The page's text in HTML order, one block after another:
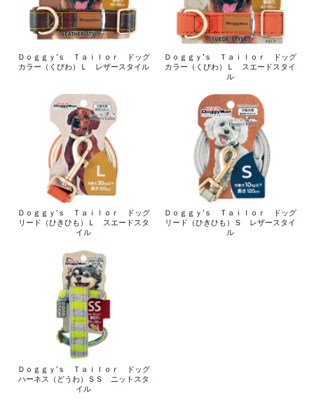
Ｄｏｇｇｙ’ｓ Ｔａｉｌｏｒ ドッグ
カラー（くびわ）Ｌ レザースタイル
Ｄｏｇｇｙ’ｓ Ｔａｉｌｏｒ ドッグ
カラー（くびわ）Ｌ スエードスタイ
ル
Ｄｏｇｇｙ’ｓ Ｔａｉｌｏｒ ドッグ
リード（ひきひも）Ｌ スエードスタ
イル
Ｄｏｇｇｙ’ｓ Ｔａｉｌｏｒ ドッグ
リード（ひきひも）Ｓ レザースタイ
ル
Ｄｏｇｇｙ’ｓ Ｔａｉｌｏｒ ドッグ
ハーネス（どうわ）ＳＳ ニットスタ
イル